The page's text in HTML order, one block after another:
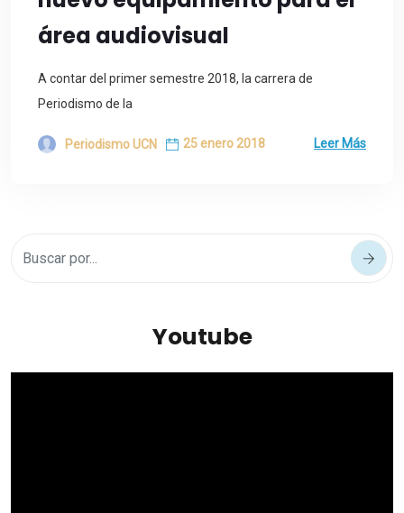
área audiovisual
A contar del primer semestre 2018, la carrera de
Periodismo de la
Periodismo UCN 25 enero 2018 Leer Más
Youtube